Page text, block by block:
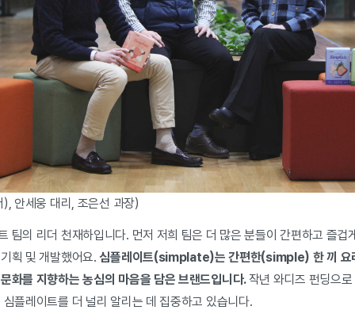
안세웅 대리, 조은선 과장)
팀의 리더 천재하입니다. 먼저 저희 팀은 더 많은 분들이 간편하고 즐겁
기획 및 개발했어요.심플레이트(simplate)는 간편한(simple) 한 끼 요
화를 지향하는 농심의 마음을 담은 브랜드입니다.작년 와디즈 펀딩으
플레이트를 더 널리 알리는 데 집중하고 있습니다.